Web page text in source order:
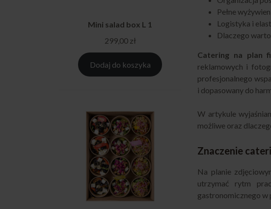
Mini salad box L 1
299,00 zł
Dodaj do koszyka
Pełne
Logistyka i
Dlaczego
Catering na plan
reklamowych i
profesjonalnego
i dopasowany do
W artykule
możliwe oraz
Znaczenie
Na planie
utrzymać rytm
gastronomicznego w